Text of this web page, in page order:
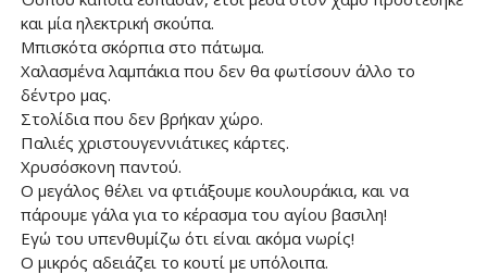
και μία ηλεκτρική σκούπα.
Μπισκότα σκόρπια στο πάτωμα.
Χαλασμένα λαμπάκια που δεν θα φωτίσουν άλλο το
δέντρο μας.
Στολίδια που δεν βρήκαν χώρο.
Παλιές χριστουγεννιάτικες κάρτες.
Χρυσόσκονη παντού.
Ο μεγάλος θέλει να φτιάξουμε κουλουράκια, και να
πάρουμε γάλα για το κέρασμα του αγίου βασιλη!
Εγώ του υπενθυμίζω ότι είναι ακόμα νωρίς!
Ο μικρός αδειάζει το κουτί με υπόλοιπα.